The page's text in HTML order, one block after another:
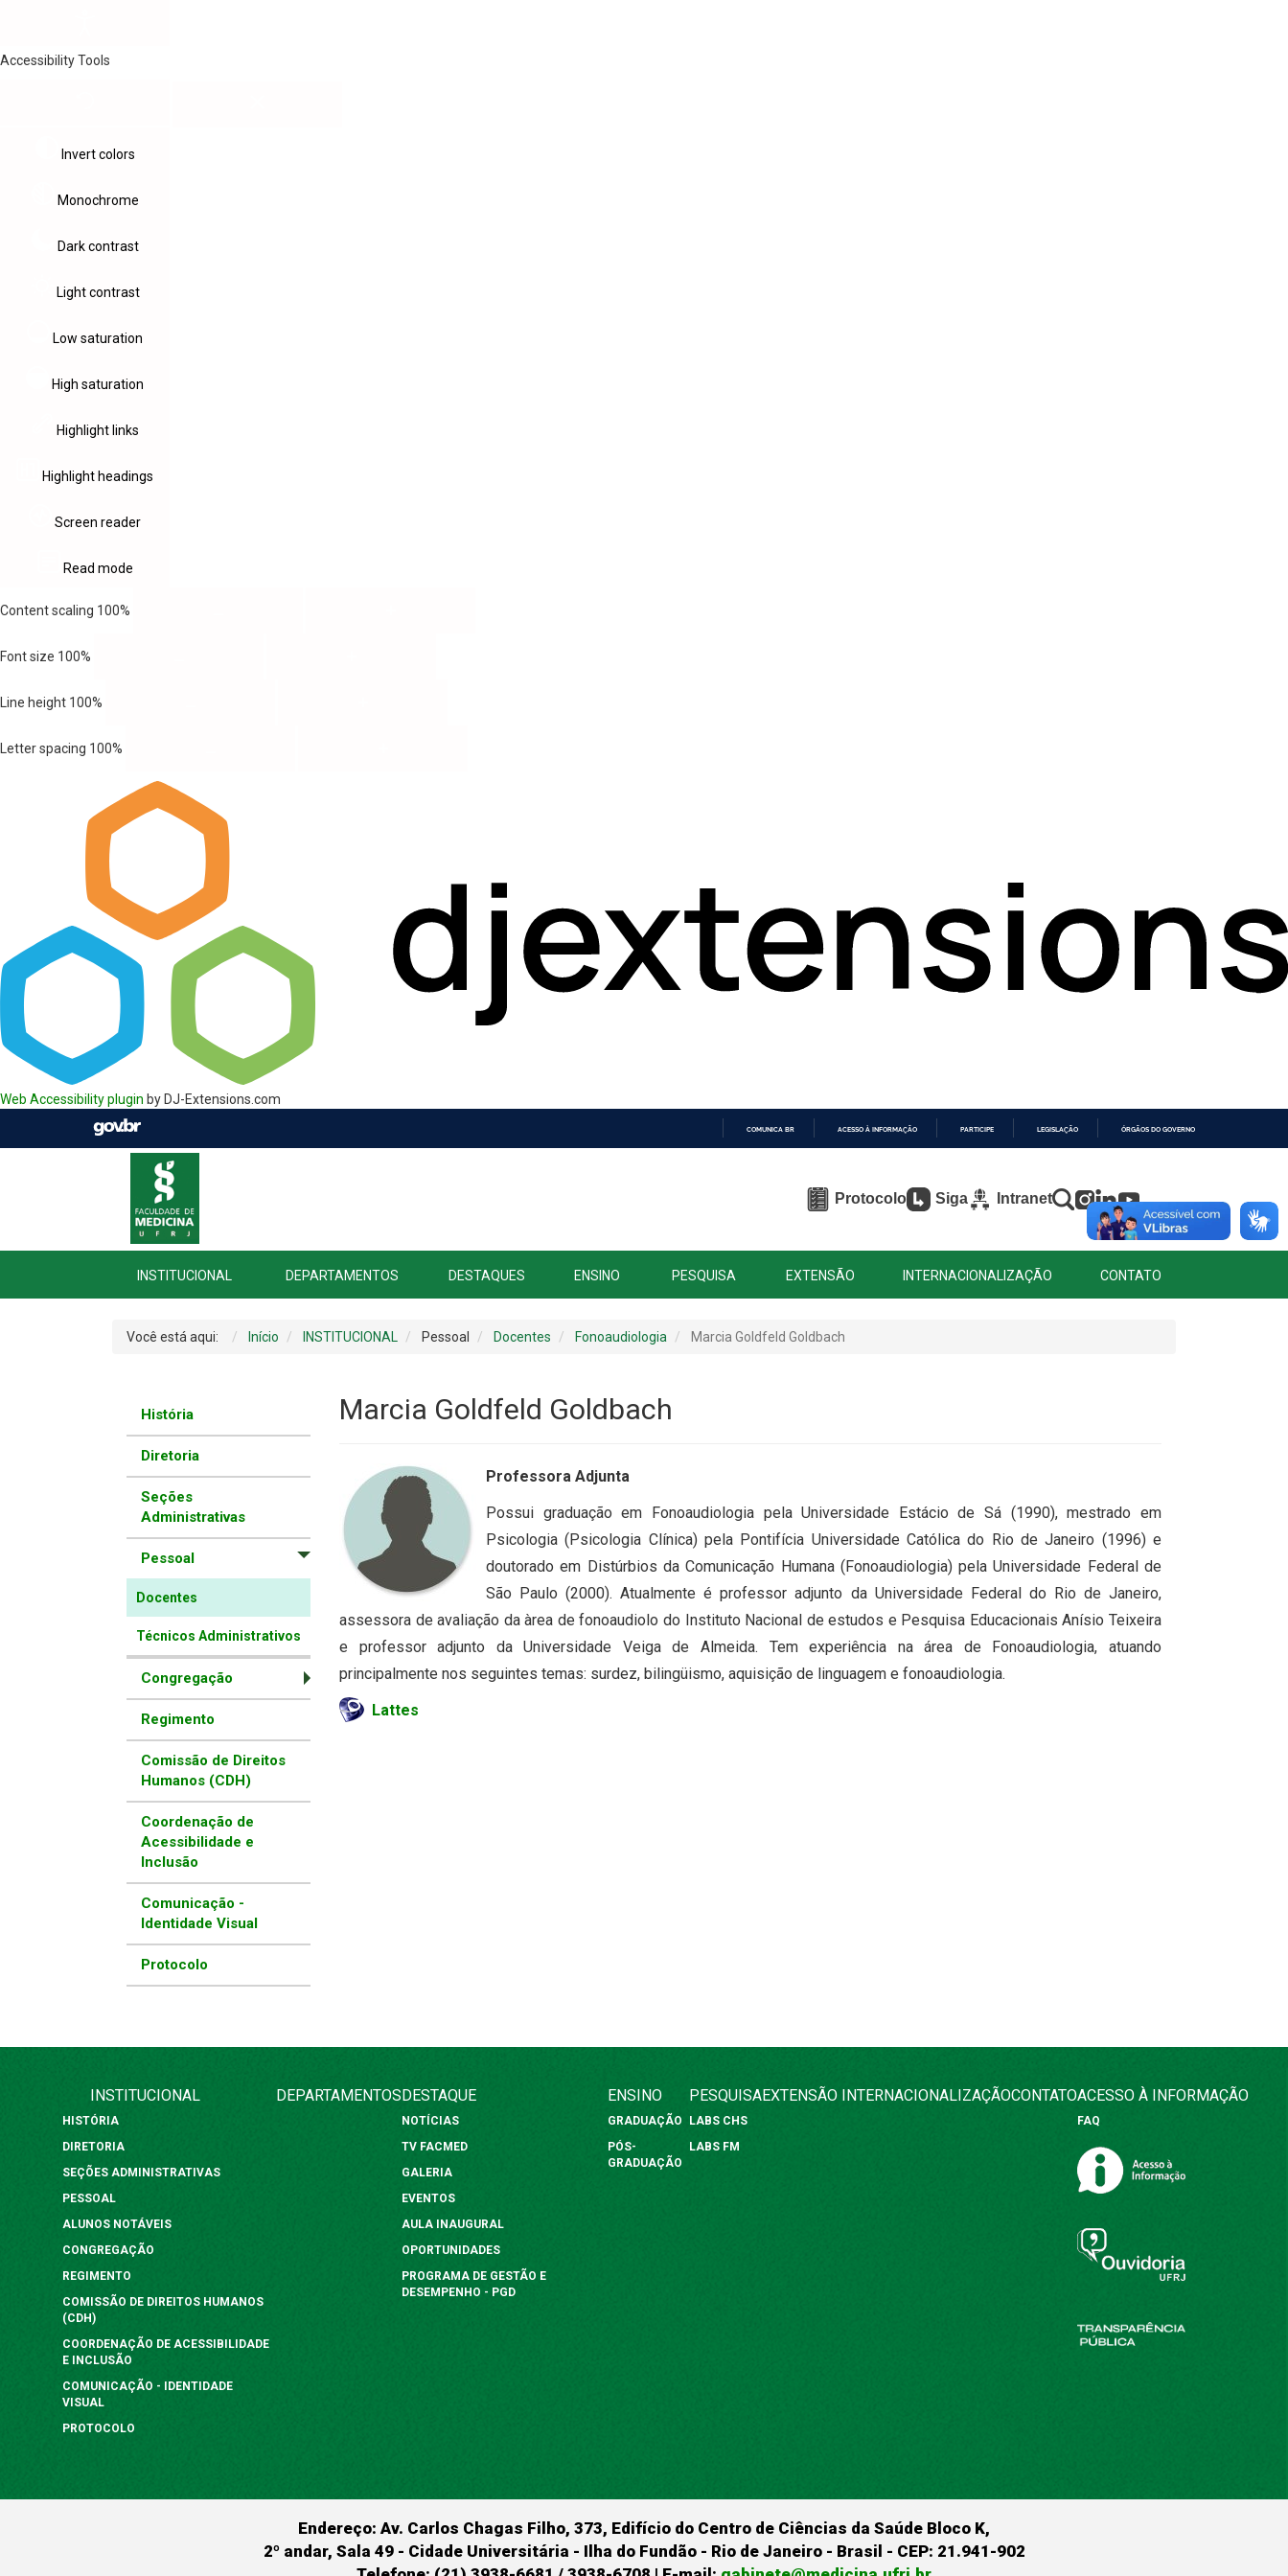
Accessibility Tools
Invert colors
Monochrome
Dark contrast
Light contrast
Low saturation
High saturation
Highlight links
Highlight headings
Screen reader
Read mode
Content scaling 100%
Font size 100%
Line height 100%
Letter spacing 100%
Web Accessibility plugin by DJ-Extensions.com
COMUNICA BR ACESSO À INFORMAÇÃO PARTICIPE LEGISLAÇÃO ÓRGÃOS DO GOVERNO
Protocolo Siga Intranet
INSTITUCIONAL DEPARTAMENTOS DESTAQUES ENSINO PESQUISA EXTENSÃO INTERNACIONALIZAÇÃO CONTATO
Você está aqui: Início INSTITUCIONAL Pessoal Docentes Fonoaudiologia Marcia Goldfeld Goldbach
História
Diretoria
Seções
Administrativas
Pessoal
Docentes
Técnicos Administrativos
Congregação
Regimento
Comissão de Direitos
Humanos (CDH)
Coordenação de
Acessibilidade e
Inclusão
Comunicação -
Identidade Visual
Protocolo
Marcia Goldfeld Goldbach
Professora Adjunta
Possui graduação em Fonoaudiologia pela Universidade Estácio de Sá (1990), mestrado em
Psicologia (Psicologia Clínica) pela Pontifícia Universidade Católica do Rio de Janeiro (1996) e
doutorado em Distúrbios da Comunicação Humana (Fonoaudiologia) pela Universidade Federal de
São Paulo (2000). Atualmente é professor adjunto da Universidade Federal do Rio de Janeiro,
assessora de avaliação da àrea de fonoaudiolo do Instituto Nacional de estudos e Pesquisa Educacionais Anísio Teixeira
e professor adjunto da Universidade Veiga de Almeida. Tem experiência na área de Fonoaudiologia, atuando
principalmente nos seguintes temas: surdez, bilingüismo, aquisição de linguagem e fonoaudiologia.
Lattes
INSTITUCIONAL
HISTÓRIA
DIRETORIA
SEÇÕES ADMINISTRATIVAS
PESSOAL
ALUNOS NOTÁVEIS
CONGREGAÇÃO
REGIMENTO
COMISSÃO DE DIREITOS HUMANOS
(CDH)
COORDENAÇÃO DE ACESSIBILIDADE
E INCLUSÃO
COMUNICAÇÃO - IDENTIDADE
VISUAL
PROTOCOLO
DEPARTAMENTOSDESTAQUE
NOTÍCIAS
TV FACMED
GALERIA
EVENTOS
AULA INAUGURAL
OPORTUNIDADES
PROGRAMA DE GESTÃO E
DESEMPENHO - PGD
ENSINO
GRADUAÇÃO
PÓS-
GRADUAÇÃO
PESQUISA
LABS CHS
LABS FM
EXTENSÃO INTERNACIONALIZAÇÃOCONTATOACESSO À INFORMAÇÃO
FAQ
Endereço: Av. Carlos Chagas Filho, 373, Edifício do Centro de Ciências da Saúde Bloco K,
2º andar, Sala 49 - Cidade Universitária - Ilha do Fundão - Rio de Janeiro - Brasil - CEP: 21.941-902